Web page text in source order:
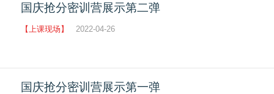
国庆抢分密训营展示第二弹
【上课现场】 2022-04-26
国庆抢分密训营展示第一弹